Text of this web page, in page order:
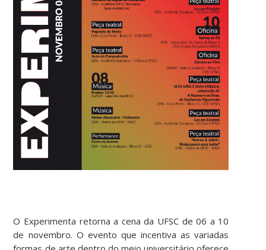
O Experimenta retorna a cena da UFSC de 06 a 10
de novembro. O evento que incentiva as variadas